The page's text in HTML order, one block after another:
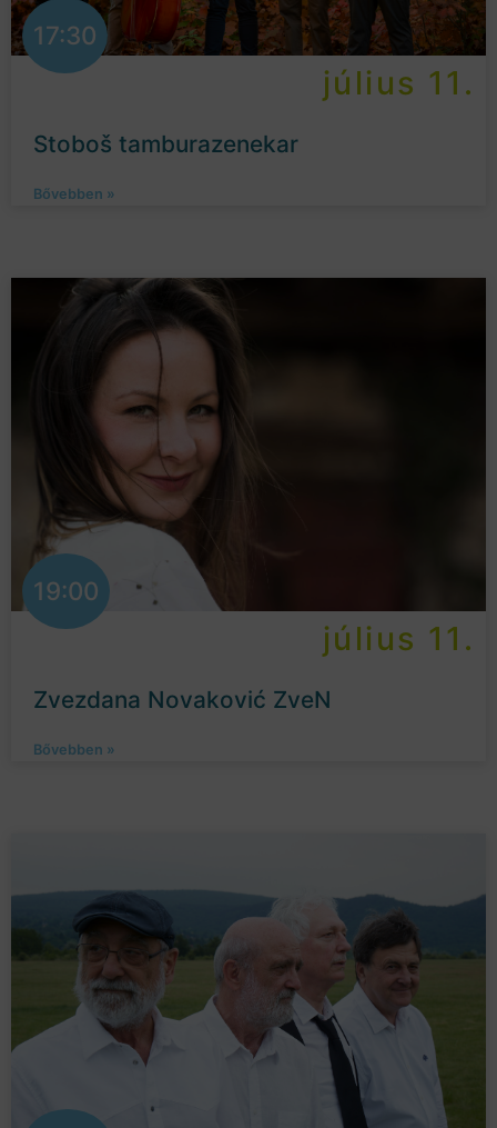
17:30
július 11.
Stoboš tamburazenekar
Bővebben »
19:00
július 11.
Zvezdana Novaković ZveN
Bővebben »